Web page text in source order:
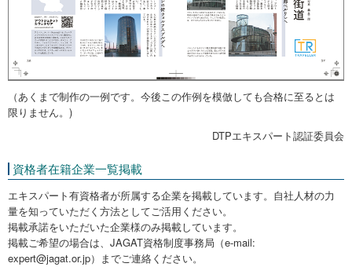
（あくまで制作の一例です。今後この作例を模倣しても合格に至るとは
限りません。)
DTPエキスパート認証委員会
資格者在籍企業一覧掲載
エキスパート有資格者が所属する企業を掲載しています。自社人材の力
量を知っていただく方法としてご活用ください。
掲載承諾をいただいた企業様のみ掲載しています。
掲載ご希望の場合は、JAGAT資格制度事務局（e-mail:
expert@jagat.or.jp）までご連絡ください。